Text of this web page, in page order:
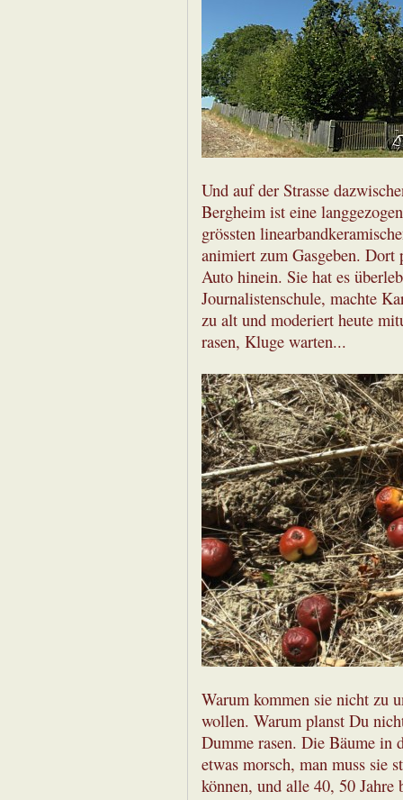
Und auf der Strasse
Bergheim ist eine
grössten
animiert zum Gasgeben.
Auto hinein. Sie hat es
Journalistenschule, machte
zu alt und moderiert heute
rasen, Kluge warten...
Warum kommen sie nicht zu
wollen. Warum planst Du
Dumme rasen. Die Bäume in
etwas morsch, man muss sie
können, und alle 40, 50 Jahre